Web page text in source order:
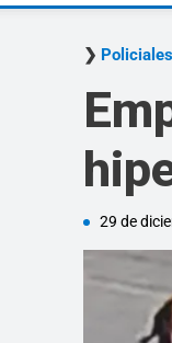
Policiales
29 de